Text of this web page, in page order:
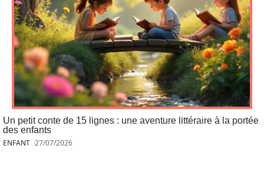
Un petit conte de 15 lignes : une aventure littéraire à la portée
des enfants
ENFANT 27/07/2026